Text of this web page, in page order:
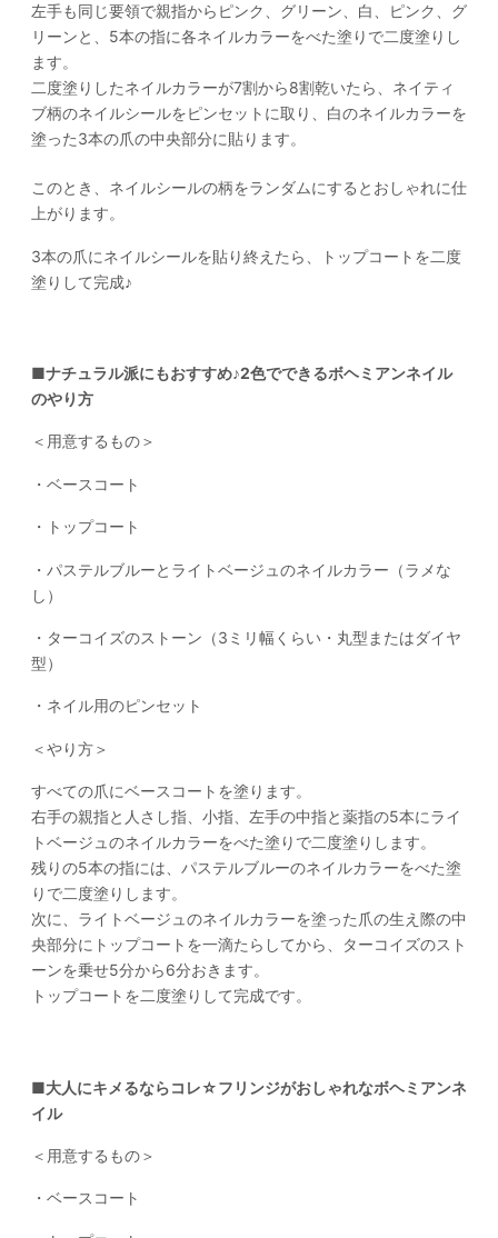
左手も同じ要領で親指からピンク、グリーン、白、ピンク、グ
リーンと、5本の指に各ネイルカラーをべた塗りで二度塗りし
ます。
二度塗りしたネイルカラーが7割から8割乾いたら、ネイティ
ブ柄のネイルシールをピンセットに取り、白のネイルカラーを
塗った3本の爪の中央部分に貼ります。
このとき、ネイルシールの柄をランダムにするとおしゃれに仕
上がります。
3本の爪にネイルシールを貼り終えたら、トップコートを二度
塗りして完成♪
■ナチュラル派にもおすすめ♪2色でできるボヘミアンネイル
のやり方
＜用意するもの＞
・ベースコート
・トップコート
・パステルブルーとライトベージュのネイルカラー（ラメな
し）
・ターコイズのストーン（3ミリ幅くらい・丸型またはダイヤ
型）
・ネイル用のピンセット
＜やり方＞
すべての爪にベースコートを塗ります。
右手の親指と人さし指、小指、左手の中指と薬指の5本にライ
トベージュのネイルカラーをべた塗りで二度塗りします。
残りの5本の指には、パステルブルーのネイルカラーをべた塗
りで二度塗りします。
次に、ライトベージュのネイルカラーを塗った爪の生え際の中
央部分にトップコートを一滴たらしてから、ターコイズのスト
ーンを乗せ5分から6分おきます。
トップコートを二度塗りして完成です。
■大人にキメるならコレ☆フリンジがおしゃれなボヘミアンネ
イル
＜用意するもの＞
・ベースコート